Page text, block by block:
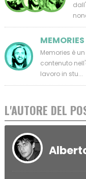
MEMORIES
Memories è
contenuto
lavoro in stu...
L'AUTORE DEL